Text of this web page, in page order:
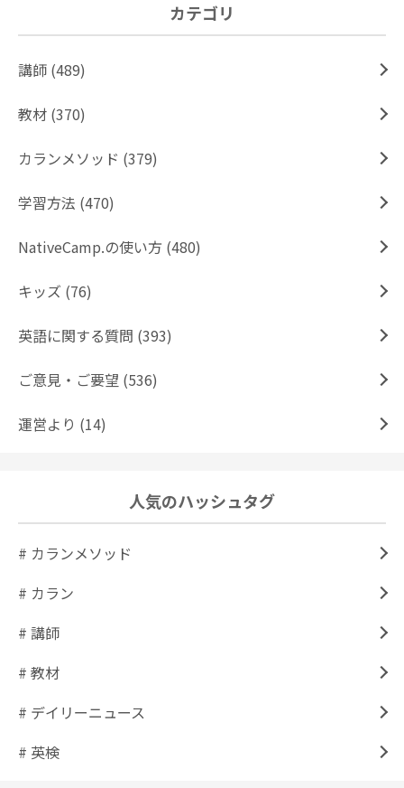
カテゴリ
講師 (489)
教材 (370)
カランメソッド (379)
学習方法 (470)
NativeCamp.の使い方 (480)
キッズ (76)
英語に関する質問 (393)
ご意見・ご要望 (536)
運営より (14)
人気のハッシュタグ
# カランメソッド
# カラン
# 講師
# 教材
# デイリーニュース
# 英検